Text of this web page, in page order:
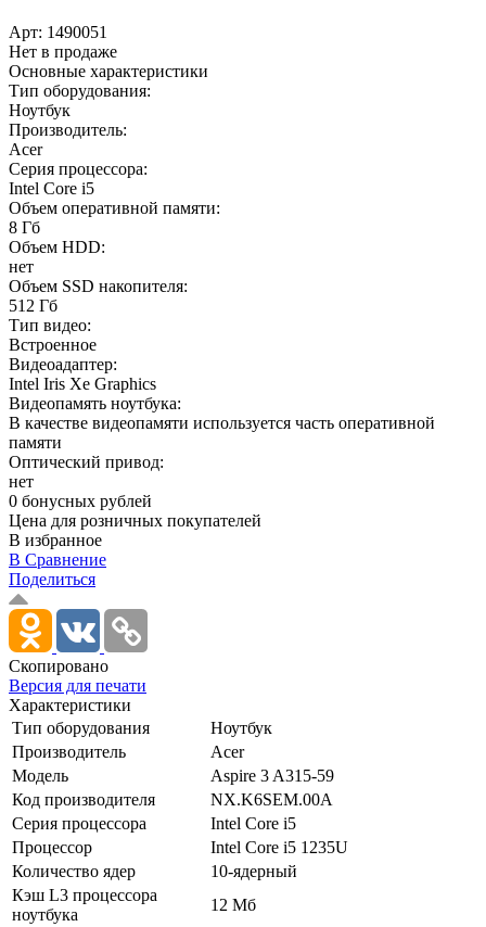
Арт: 1490051
Нет в продаже
Основные характеристики
Тип оборудования:
Ноутбук
Производитель:
Acer
Серия процессора:
Intel Core i5
Объем оперативной памяти:
8 Гб
Объем HDD:
нет
Объем SSD накопителя:
512 Гб
Тип видео:
Встроенное
Видеоадаптер:
Intel Iris Xe Graphics
Видеопамять ноутбука:
В качестве видеопамяти используется часть оперативной
памяти
Оптический привод:
нет
0 бонусных рублей
Цена для розничных покупателей
В избранное
В Сравнение
Поделиться
Скопировано
Версия для печати
Характеристики
Тип оборудования
Ноутбук
Производитель
Acer
Модель
Aspire 3 A315-59
Код производителя
NX.K6SEM.00A
Серия процессора
Intel Core i5
Процессор
Intel Core i5 1235U
Количество ядер
10-ядерный
Кэш L3 процессора
ноутбука
12 Мб